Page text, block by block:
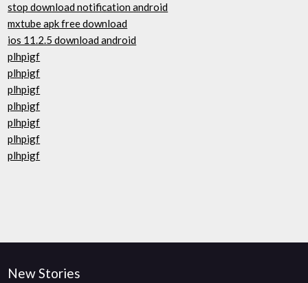
stop download notification android
mxtube apk free download
ios 11.2.5 download android
plhpigf
plhpigf
plhpigf
plhpigf
plhpigf
plhpigf
plhpigf
New Stories